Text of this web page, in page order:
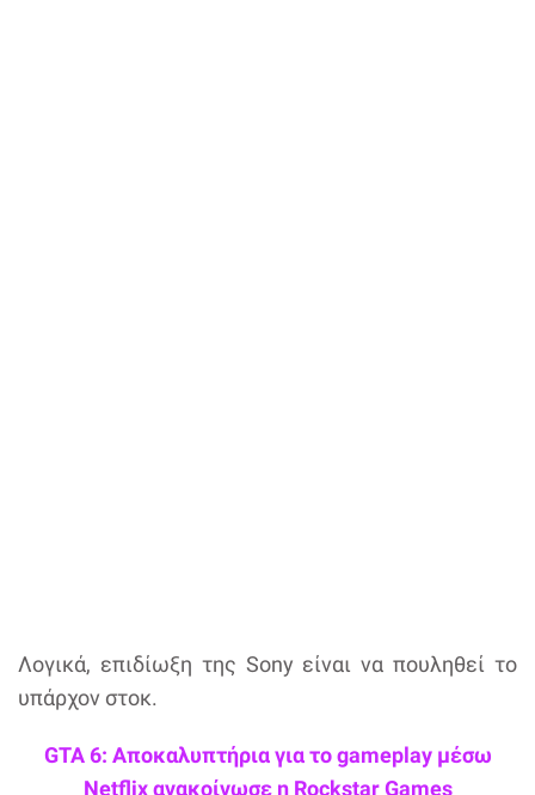
Λογικά, επιδίωξη της Sony είναι να πουληθεί το
υπάρχον στοκ.
GTA 6: Αποκαλυπτήρια για το gameplay μέσω
Netflix ανακοίνωσε η Rockstar Games